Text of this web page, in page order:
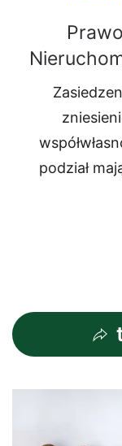
Prawo
podział